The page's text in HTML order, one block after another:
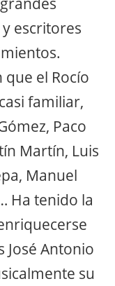
escritores
el Rocío
familiar,
Paco
Martín, Luis
Manuel
Ha tenido la
José Antonio
su